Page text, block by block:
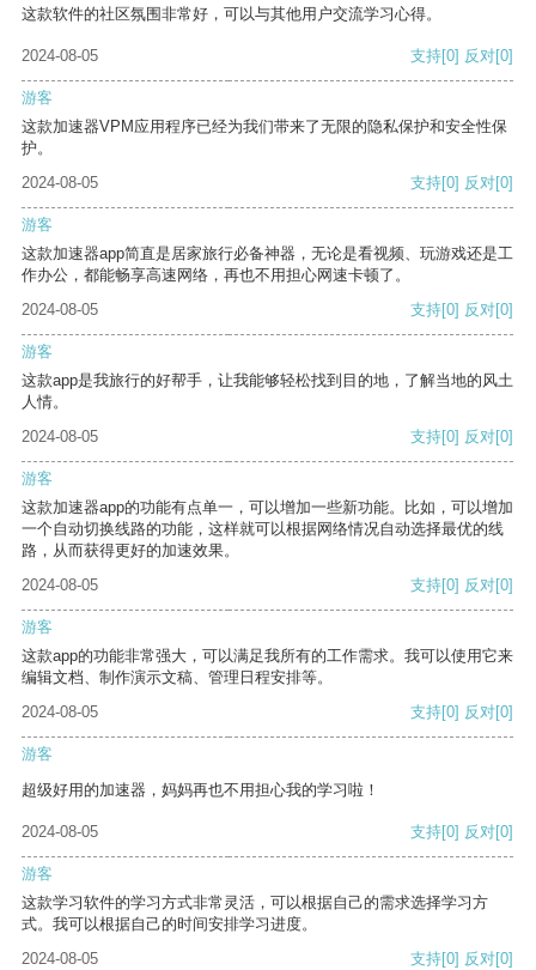
这款软件的社区氛围非常好，可以与其他用户交流学习心得。
2024-08-05 支持[0] 反对[0]
游客
这款加速器VPM应用程序已经为我们带来了无限的隐私保护和安全性保
护。
2024-08-05
支持[0] 反对[0]
游客
这款加速器app简直是居家旅行必备神器，无论是看视频、玩游戏还是工
作办公，都能畅享高速网络，再也不用担心网速卡顿了。
2024-08-05
支持[0] 反对[0]
游客
这款app是我旅行的好帮手，让我能够轻松找到目的地，了解当地的风土
人情。
2024-08-05
支持[0] 反对[0]
游客
这款加速器app的功能有点单一，可以增加一些新功能。比如，可以增加
一个自动切换线路的功能，这样就可以根据网络情况自动选择最优的线
路，从而获得更好的加速效果。
2024-08-05
支持[0] 反对[0]
游客
这款app的功能非常强大，可以满足我所有的工作需求。我可以使用它来
编辑文档、制作演示文稿、管理日程安排等。
2024-08-05
支持[0] 反对[0]
游客
超级好用的加速器，妈妈再也不用担心我的学习啦！
2024-08-05 支持[0] 反对[0]
游客
这款学习软件的学习方式非常灵活，可以根据自己的需求选择学习方
式。我可以根据自己的时间安排学习进度。
2024-08-05
支持[0] 反对[0]